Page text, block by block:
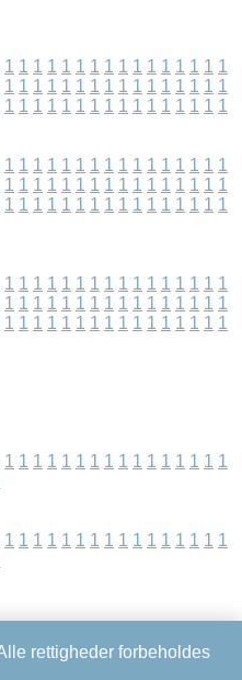
1 1 1 1 1 1 1 1 1 1 1 1 1 1 1 1
1 1 1 1 1 1 1 1 1 1 1 1 1 1 1 1
1 1 1 1 1 1 1 1 1 1 1 1 1 1 1 1
1 1 1 1 1 1 1 1 1 1 1 1 1 1 1 1
1 1 1 1 1 1 1 1 1 1 1 1 1 1 1 1
1 1 1 1 1 1 1 1 1 1 1 1 1 1 1 1
1 1 1 1 1 1 1 1 1 1 1 1 1 1 1 1
1 1 1 1 1 1 1 1 1 1 1 1 1 1 1 1
1 1 1 1 1 1 1 1 1 1 1 1 1 1 1 1
1 1 1 1 1 1 1 1 1 1 1 1 1 1 1 1
1 1 1 1 1 1 1 1 1 1 1 1 1 1 1 1
rettigheder forbeholdes